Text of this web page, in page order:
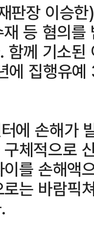
판장 이승
등 혐의
함께 기소
에 집행유
에 손해가
체적으로
를 손해액
는 바람픽